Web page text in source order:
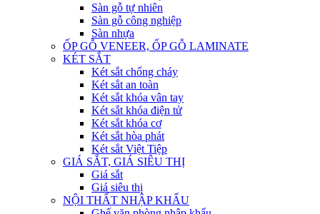
Sàn gỗ tự nhiên
Sàn gỗ công nghiệp
Sàn nhựa
ỐP GỖ VENEER, ỐP GỖ LAMINATE
KÉT SẮT
Két sắt chống cháy
Két sắt an toàn
Két sắt khóa vân tay
Két sắt khóa điện tử
Két sắt khóa cơ
Két sắt hòa phát
Két sắt Việt Tiệp
GIÁ SẮT, GIÁ SIÊU THỊ
Giá sắt
Giá siêu thị
NỘI THẤT NHẬP KHẨU